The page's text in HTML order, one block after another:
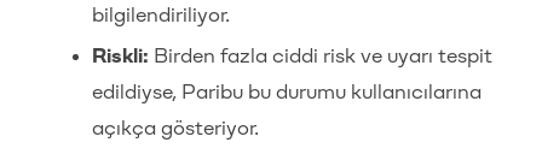
bilgilendiriliyor.
Riskli: Birden fazla ciddi risk ve uyarı tespit
edildiyse, Paribu bu durumu kullanıcılarına
açıkça gösteriyor.